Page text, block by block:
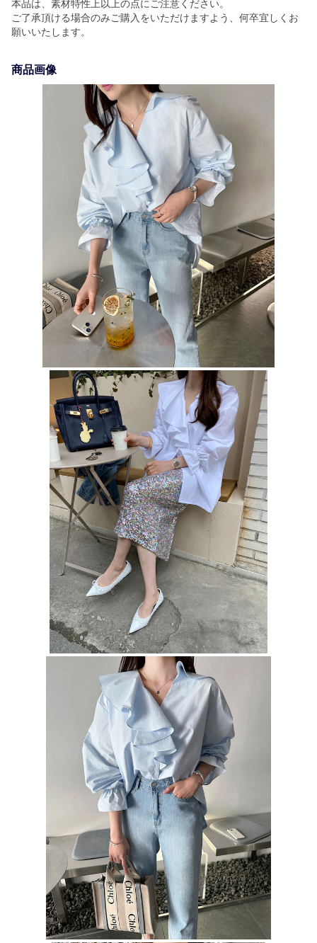
本品は、素材特性上以上の点にご注意ください。
ご了承頂ける場合のみご購入をいただけますよう、何卒宜しくお
願いいたします。
商品画像